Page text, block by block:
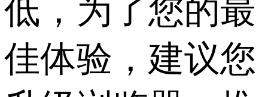
低，为了您的最
佳体验，建议您